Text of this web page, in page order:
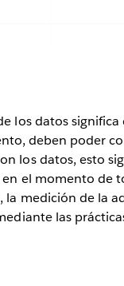
los datos
deben poder
los datos, esto
el momento de
la medición de la
las